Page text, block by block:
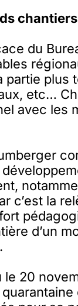
chantiers
du
partie plus
etc…
avec les
c’est la
d’un
le 20